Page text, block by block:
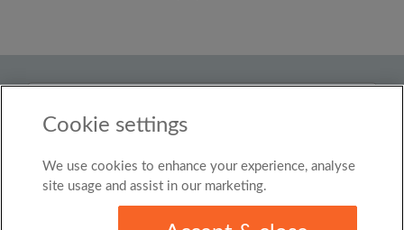
Luxembourg
© Roomgo Limited 2025 - 21 Market Place, Stockport,
United Kingdom, SK1 1EU
Cookie settings
We use cookies to enhance your experience, analyse
site usage and assist in our marketing.